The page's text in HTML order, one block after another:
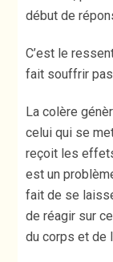
début de
C’est le
fait souffrir pas
La colère
celui qui se
reçoit les
est un
fait de se
de réagir sur
du corps et de